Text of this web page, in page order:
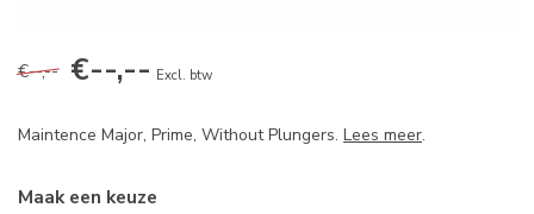
€--,-- €--,-- Excl. btw
Maintence Major, Prime, Without Plungers. Lees meer.
Maak een keuze